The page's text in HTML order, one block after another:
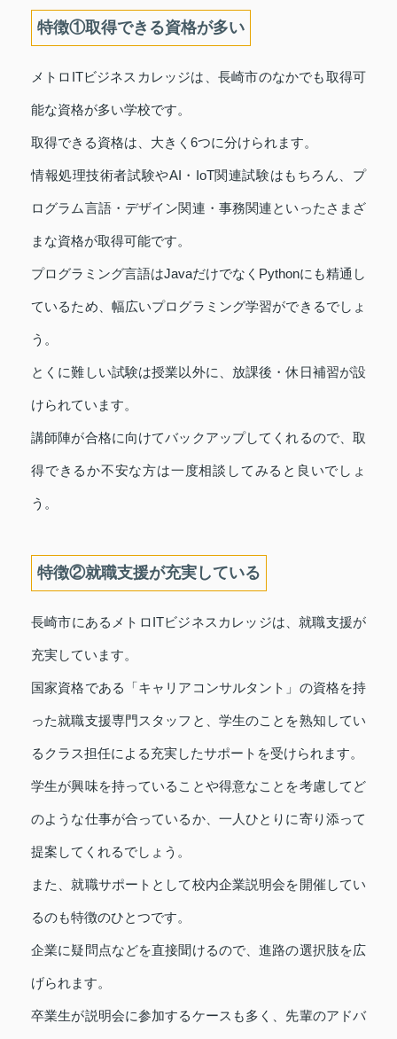
特徴①取得できる資格が多い
メトロITビジネスカレッジは、長崎市のなかでも取得可
能な資格が多い学校です。
取得できる資格は、大きく6つに分けられます。
情報処理技術者試験やAI・IoT関連試験はもちろん、プ
ログラム言語・デザイン関連・事務関連といったさまざ
まな資格が取得可能です。
プログラミング言語はJavaだけでなくPythonにも精通し
ているため、幅広いプログラミング学習ができるでしょ
う。
とくに難しい試験は授業以外に、放課後・休日補習が設
けられています。
講師陣が合格に向けてバックアップしてくれるので、取
得できるか不安な方は一度相談してみると良いでしょ
う。
特徴②就職支援が充実している
長崎市にあるメトロITビジネスカレッジは、就職支援が
充実しています。
国家資格である「キャリアコンサルタント」の資格を持
った就職支援専門スタッフと、学生のことを熟知してい
るクラス担任による充実したサポートを受けられます。
学生が興味を持っていることや得意なことを考慮してど
のような仕事が合っているか、一人ひとりに寄り添って
提案してくれるでしょう。
また、就職サポートとして校内企業説明会を開催してい
るのも特徴のひとつです。
企業に疑問点などを直接聞けるので、進路の選択肢を広
げられます。
卒業生が説明会に参加するケースも多く、先輩のアドバ